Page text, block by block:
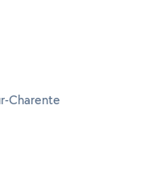
Charente